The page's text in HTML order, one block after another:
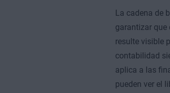
La cadena de
garantizar que
resulte visible
contabilidad
aplica a las
pueden ver el